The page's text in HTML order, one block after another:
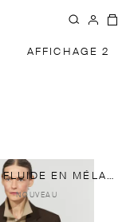
AFFICHAGE 2
BLAZER FLUIDE EN MÉLANGE DE LAINE
NOUVEAU